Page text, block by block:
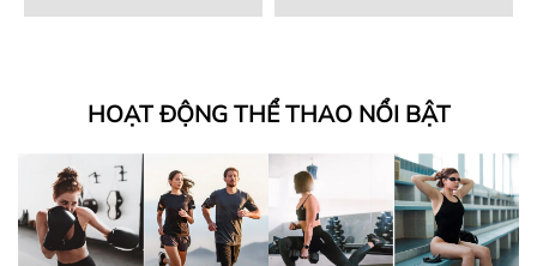
HOẠT ĐỘNG THỂ THAO NỔI BẬT